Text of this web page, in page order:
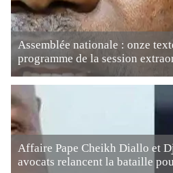
Assemblée nationale : onze
programme de la session
Affaire Pape Cheikh Diallo et
avocats relancent la bataille